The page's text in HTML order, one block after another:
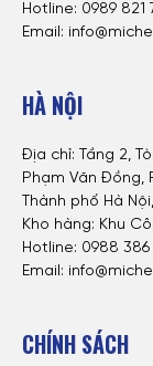
Hotline: 0989 821
Email:
HÀ NỘI
Địa chỉ: Tầng 2,
Phạm Văn Đồng,
Thành phố Hà
Kho hàng: Khu
Hotline: 0988 386
Email:
CHÍNH SÁCH